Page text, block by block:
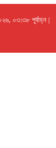
০৩:৩৮ পূর্বাহ্ন |